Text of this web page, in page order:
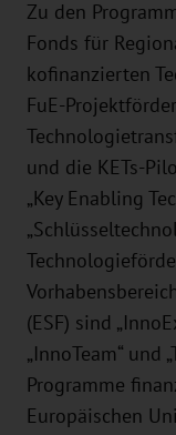
Zu den
Fonds für
kofinanzierten
FuE-
und die KETs-
„Key Enabling
(ESF) sind
„InnoTeam“ und
Programme
Europäischen